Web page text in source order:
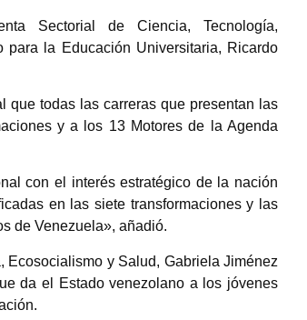
Sectorial de Ciencia, Tecnología,
para la Educación Universitaria, Ricardo
que todas las carreras que presentan las
y a los 13 Motores de la Agenda
con el interés estratégico de la nación
en las siete transformaciones y las
de Venezuela», añadió.
Ecosocialismo y Salud, Gabriela Jiménez
da el Estado venezolano a los jóvenes